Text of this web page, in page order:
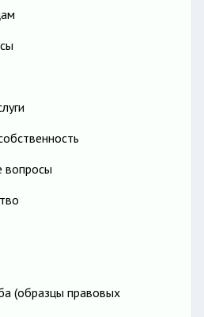
вопросы
(образцы правовых